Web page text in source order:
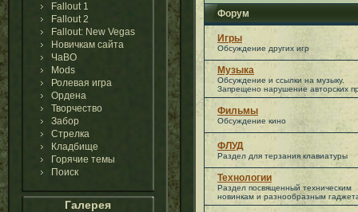
Fallout 1
Fallout 2
Fallout: New Vegas
Новичкам сайта
ЧаВО
Mods
Ролевая игра
Ордена
Творчество
Забор
Стрелка
Кладбище
Горячие темы
Поиск
Галерея
Форум
Игры
Обсуждение других игр
Музыка
Обсуждение и ссылки на музыку.
Запрещено нарушение авторских
Фильмы
Обсуждение кино
ФЛУД
Раздел для терзания клавиатуры
Технологии
Раздел посвященный техническим
новинкам и разнообразным